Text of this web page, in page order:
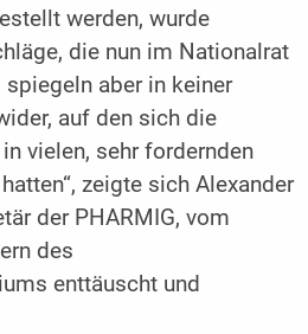
werden, wurde
die nun im Nationalrat
aber in keiner
auf den sich die
vielen, sehr fordernden
zeigte sich Alexander
der PHARMIG, vom
des
enttäuscht und